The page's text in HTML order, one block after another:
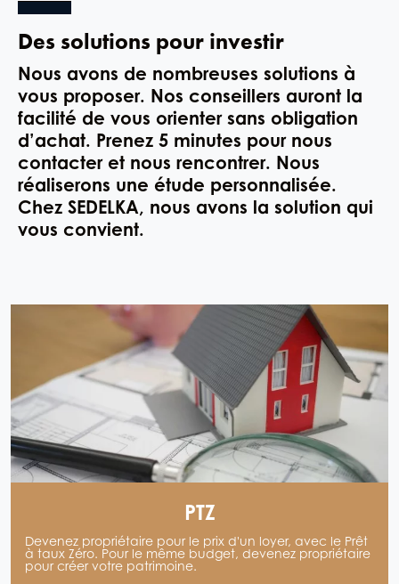
Des solutions pour investir
Nous avons de nombreuses solutions à
vous proposer. Nos conseillers auront la
facilité de vous orienter sans obligation
d’achat. Prenez 5 minutes pour nous
contacter et nous rencontrer. Nous
réaliserons une étude personnalisée.
Chez SEDELKA, nous avons la solution qui
vous convient.
PTZ
Devenez propriétaire pour le prix d'un loyer, avec le Prêt
à taux Zéro. Pour le même budget, devenez propriétaire
pour créer votre patrimoine.